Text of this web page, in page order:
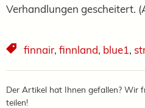
Verhandlungen gescheitert.
finnair, finnland, blue1,
Der Artikel hat Ihnen gefallen? Wir
teilen!